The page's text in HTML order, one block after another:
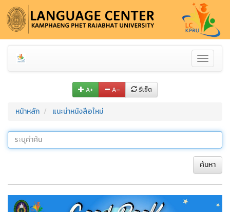
Toggle
A+ A– รีเซ็ต
หน้าหลัก แนะนำหนังสือใหม่
ค้นหา